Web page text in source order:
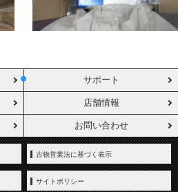
サポート
店舗情報
お問い合わせ
古物営業法に基づく表示
サイトポリシー